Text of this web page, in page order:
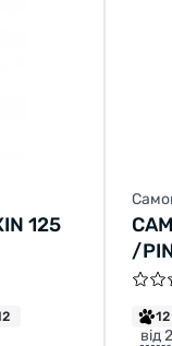
125
/
12
від